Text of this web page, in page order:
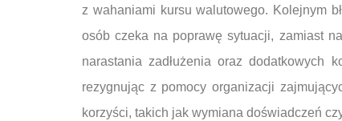
z wahaniami kursu walutowego. Kolejnym
osób czeka na poprawę sytuacji, zamiast
narastania zadłużenia oraz dodatkowych
rezygnując z pomocy organizacji
korzyści, takich jak wymiana doświadczeń